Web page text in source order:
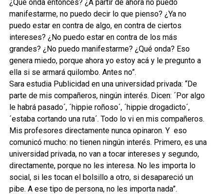
¿Qué onda entonces? ¿A partir de ahora no puedo
manifestarme, no puedo decir lo que pienso? ¿Ya no
puedo estar en contra de algo, en contra de ciertos
intereses? ¿No puedo estar en contra de los más
grandes? ¿No puedo manifestarme? ¿Qué onda? Eso
genera miedo, porque ahora yo estoy acá y le pregunto a
ella si se armará quilombo. Antes no”.
Sara estudia Publicidad en una universidad privada: “De
parte de mis compañeros, ningún interés. Dicen: ´Por algo
le habrá pasado´, ´hippie roñoso´, ´hippie drogadicto´,
´estaba cortando una ruta´. Todo lo vi en mis compañeros.
Mis profesores directamente nunca opinaron. Y eso
comunicó mucho: no tienen ningún interés. Primero, es una
universidad privada, no van a tocar intereses y segundo,
directamente, porque no les interesa. No les importa lo
social, si les tocan el bolsillo a otro, si desapareció un
pibe. A ese tipo de persona, no les importa nada”.